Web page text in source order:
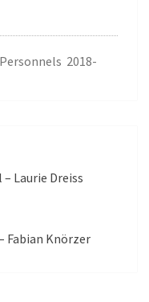
2018-
Laurie Dreiss
Fabian Knörzer